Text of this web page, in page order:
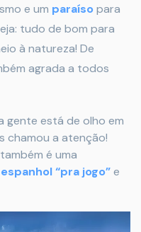
e um paraíso para
tudo de bom para
à natureza! De
agrada a todos
gente está de olho em
chamou a atenção!
é uma
“pra jogo”e